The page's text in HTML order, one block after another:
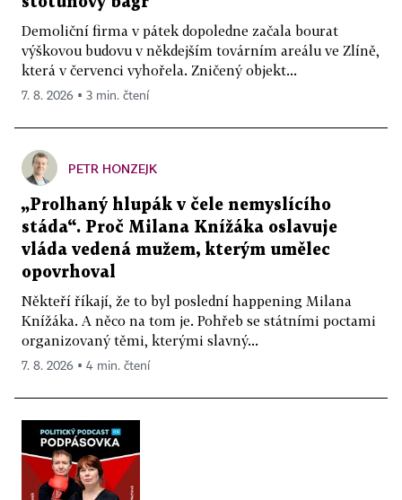
Demoliční firma v pátek dopoledne začala bourat
výškovou budovu v někdejším továrním areálu ve Zlíně,
která v červenci vyhořela. Zničený objekt...
7. 8. 2026 ▪ 3 min. čtení
PETR HONZEJK
„Prolhaný hlupák v čele nemyslícího
stáda“. Proč Milana Knížáka oslavuje
vláda vedená mužem, kterým umělec
opovrhoval
Někteří říkají, že to byl poslední happening Milana
Knížáka. A něco na tom je. Pohřeb se státními poctami
organizovaný těmi, kterými slavný...
7. 8. 2026 ▪ 4 min. čtení